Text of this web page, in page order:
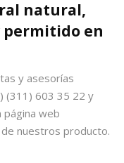
natural,
permitido en
y asesorías
(311) 603 35 22 y
página web
nuestros producto.